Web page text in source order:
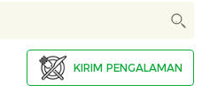
KIRIM PENGALAMAN